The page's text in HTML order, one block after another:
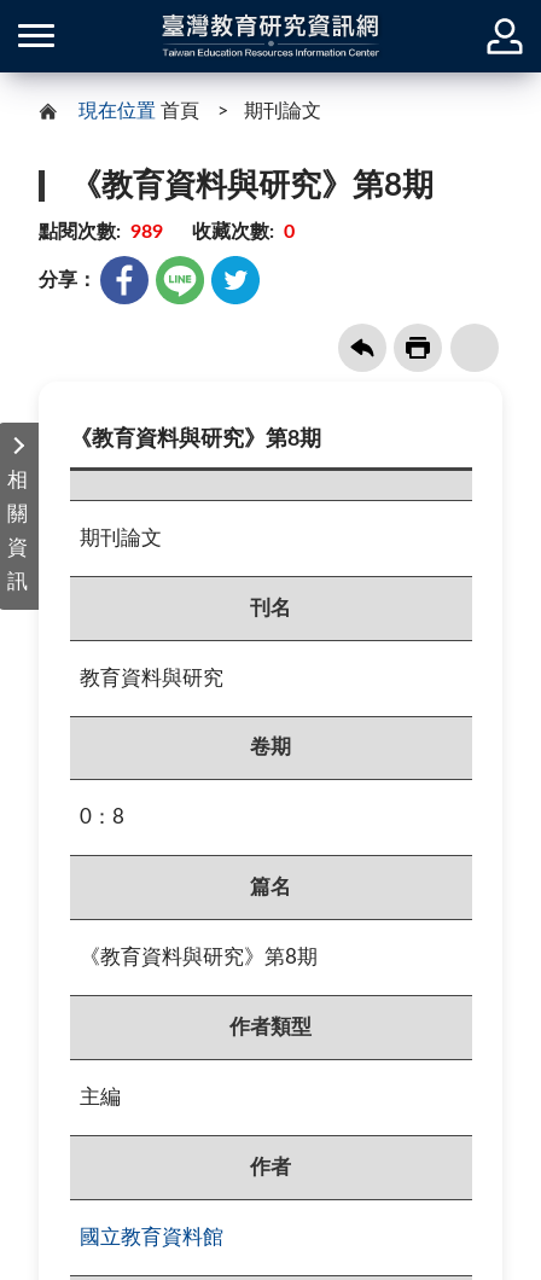
現在位置 首頁 期刊論文
《教育資料與研究》第8期
點閱次數: 989 收藏次數: 0
分享：
相
關
資
訊
《教育資料與研究》第8期
期刊論文
刊名
教育資料與研究
卷期
0：8
篇名
《教育資料與研究》第8期
作者類型
主編
作者
國立教育資料館